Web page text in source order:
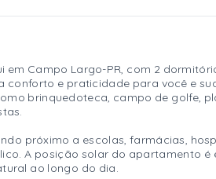
Campo Largo-PR, com 2
conforto e praticidade para você e
brinquedoteca, campo de golfe,
próximo a escolas, farmácias,
A posição solar do apartamento é
ao longo do dia.